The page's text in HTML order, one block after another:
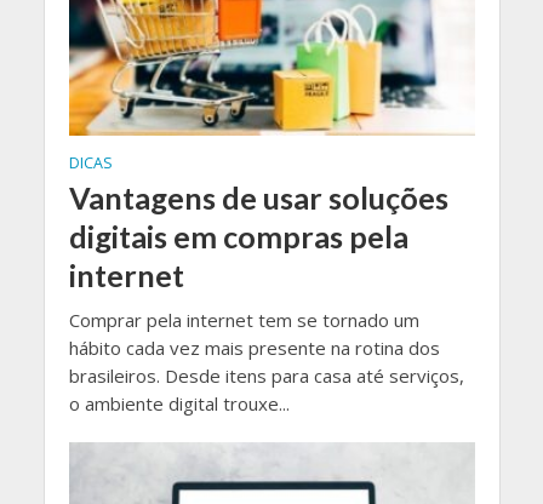
DICAS
Vantagens de usar soluções
digitais em compras pela
internet
Comprar pela internet tem se tornado um
hábito cada vez mais presente na rotina dos
brasileiros. Desde itens para casa até serviços,
o ambiente digital trouxe...